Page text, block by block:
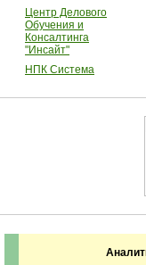
Центр Делового
Обучения и
Консалтинга
"Инсайт"
НПК Система